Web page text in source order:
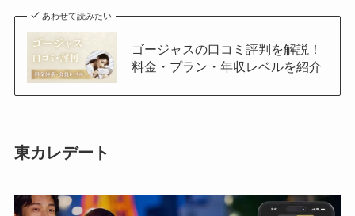
あわせて読みたい
ゴージャスの口コミ評判を解説！
料金・プラン・年収レベルを紹介
東カレデート